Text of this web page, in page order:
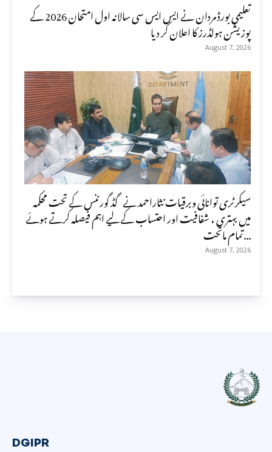
تعلیمی بورڈ مردان نے ایس ایس سی سالانہ اول امتحان 2026 کے
پوزیشن ہولڈرز کا اعلان کر دیا
August 7, 2026
سیکرٹری توانائی وبرقیات نثاراحمد نے گڈ گورننس کے تحت محکمہ
میں بہتری ، شفافیت اور احتساب کے لیے اہم فیصلہ کرتے ہوئے
تمام ماتحت...
August 7, 2026
DGIPR